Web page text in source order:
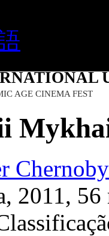
AGE CINEMA FEST
2011, 56